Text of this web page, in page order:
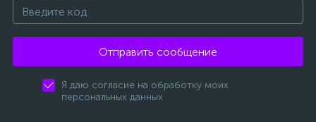
Отправить сообщение
Я даю согласие на обработку моих
персональных данных